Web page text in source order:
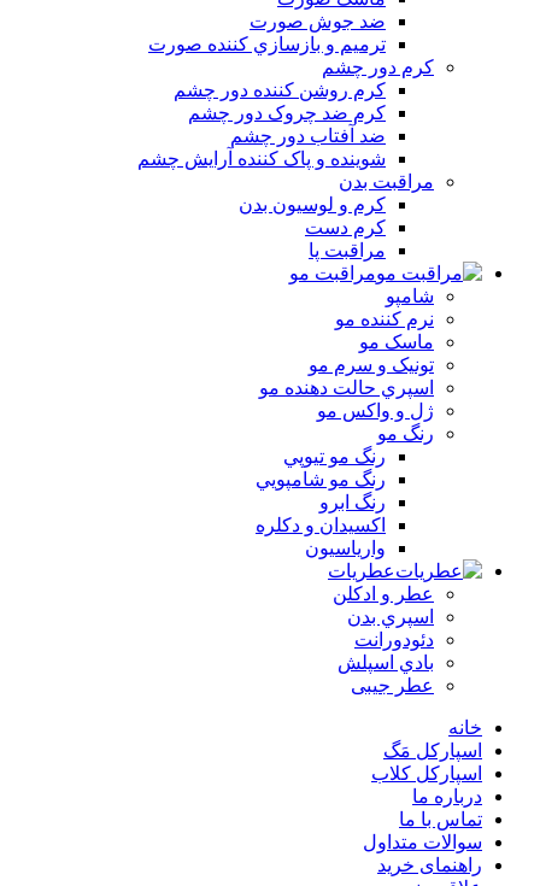
ضد جوش صورت
ترميم و بازسازي کننده صورت
کرم دور چشم
کرم روشن کننده دور چشم
کرم ضد چروک دور چشم
ضد آفتاب دور چشم
شوينده و پاک کننده آرايش چشم
مراقبت بدن
کرم و لوسيون بدن
کرم دست
مراقبت پا
مراقبت مو
شامپو
نرم کننده مو
ماسک مو
تونيک و سرم مو
اسپري حالت دهنده مو
ژل و واکس مو
رنگ مو
رنگ مو تيوپي
رنگ مو شامپويي
رنگ ابرو
اکسيدان و دکلره
وارياسيون
عطریات
عطر و ادکلن
اسپري بدن
دئودورانت
بادي اسپلش
عطر جيبی
خانه
اسپارکل مَگ
اسپارکل کلاب
درباره ما
تماس با ما
سوالات متداول
راهنمای خرید